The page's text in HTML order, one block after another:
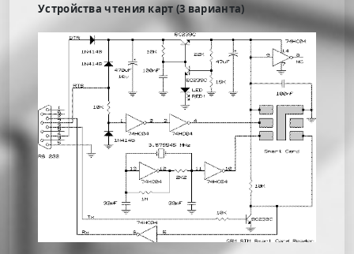
Устройства чтения карт (3 варианта)